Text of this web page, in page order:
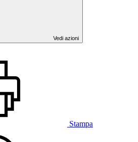
Vedi azioni
Stampa